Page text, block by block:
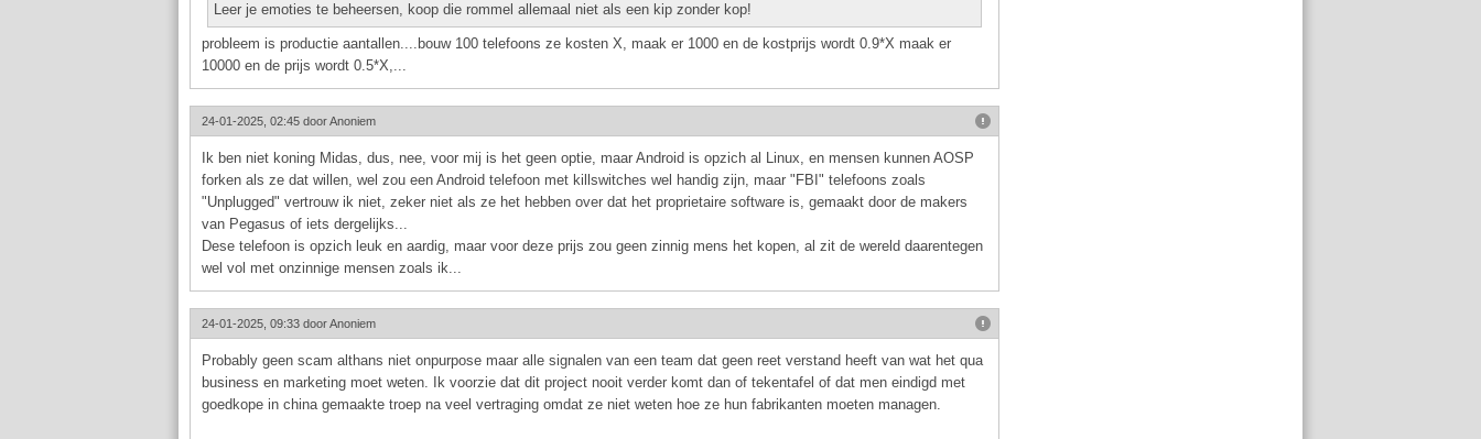
Leer je emoties te beheersen, koop die rommel allemaal niet als een kip zonder kop!
probleem is productie aantallen....bouw 100 telefoons ze kosten X, maak er 1000 en de kostprijs wordt 0.9*X maak er
10000 en de prijs wordt 0.5*X,...
24-01-2025, 02:45 doorAnoniem
Ik ben niet koning Midas, dus, nee, voor mij is het geen optie, maar Android is opzich al Linux, en mensen kunnen AOSP
forken als ze dat willen, wel zou een Android telefoon met killswitches wel handig zijn, maar "FBI" telefoons zoals
"Unplugged" vertrouw ik niet, zeker niet als ze het hebben over dat het proprietaire software is, gemaakt door de makers
van Pegasus of iets dergelijks...
Dese telefoon is opzich leuk en aardig, maar voor deze prijs zou geen zinnig mens het kopen, al zit de wereld daarentegen
wel vol met onzinnige mensen zoals ik...
24-01-2025, 09:33 doorAnoniem
Probably geen scam althans niet onpurpose maar alle signalen van een team dat geen reet verstand heeft van wat het qua
business en marketing moet weten. Ik voorzie dat dit project nooit verder komt dan of tekentafel of dat men eindigd met
goedkope in china gemaakte troep na veel vertraging omdat ze niet weten hoe ze hun fabrikanten moeten managen.